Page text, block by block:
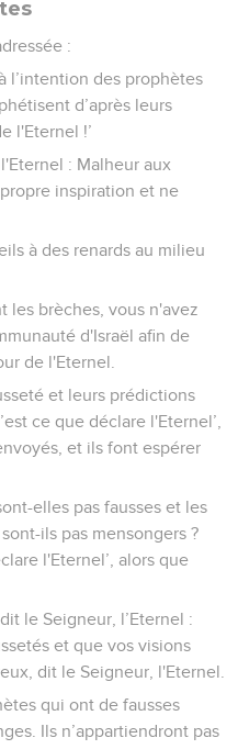
:
l’intention des prophètes
d’après leurs
l'Eternel !’
: Malheur aux
inspiration et ne
à des renards au milieu
les brèches, vous n'avez
d'Israël afin de
de l'Eternel.
et leurs prédictions
ce que déclare l'Eternel’,
et ils font espérer
elles pas fausses et les
ils pas mensongers ?
l'Eternel’, alors que
le Seigneur, l’Eternel :
et que vos visions
dit le Seigneur, l'Eternel.
qui ont de fausses
Ils n’appartiendront pas